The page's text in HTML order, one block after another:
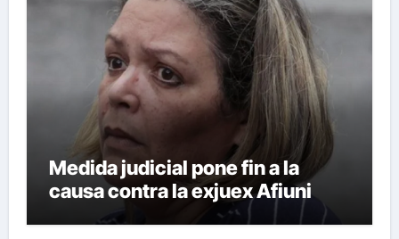
Medida judicial pone fin a la
causa contra la exjuex Afiuni